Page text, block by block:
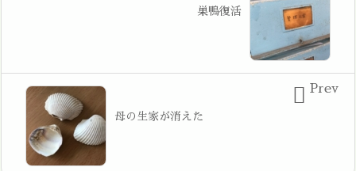
巣鴨復活
母の生家が消えた
Prev